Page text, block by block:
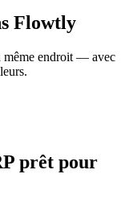
Flowtly
même endroit — avec
prêt pour